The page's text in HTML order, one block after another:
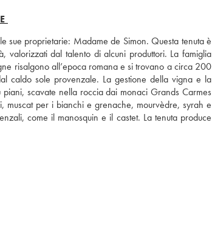
sue proprietarie: Madame de Simon. Questa tenuta è
valorizzati dal talento di alcuni produttori. La famiglia
risalgono all’epoca romana e si trovano a circa 200
caldo sole provenzale. La gestione della vigna e la
scavate nella roccia dai monaci Grands Carmes
muscat per i bianchi e grenache, mourvèdre, syrah e
come il manosquin e il castet. La tenuta produce